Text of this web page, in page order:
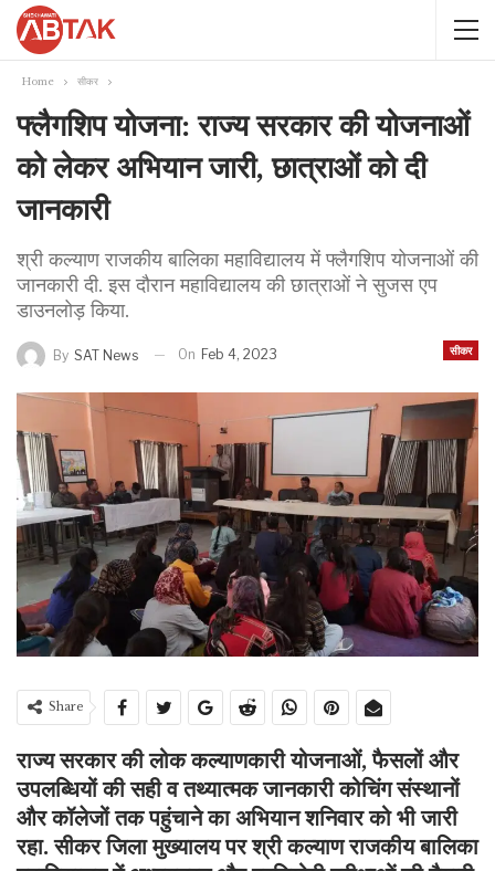
Home सीकर
फ्लैगशिप योजना: राज्य सरकार की योजनाओं
को लेकर अभियान जारी, छात्राओं को दी
जानकारी
श्री कल्याण राजकीय बालिका महाविद्यालय में फ्लैगशिप योजनाओं की
जानकारी दी. इस दौरान महाविद्यालय की छात्राओं ने सुजस एप
डाउनलोड़ किया.
सीकर
By SAT News On Feb 4, 2023
Share
राज्य सरकार की लोक कल्याणकारी योजनाओं, फैसलों और
उपलब्धियों की सही व तथ्यात्मक जानकारी कोचिंग संस्थानों
और कॉलेजों तक पहुंचाने का अभियान शनिवार को भी जारी
रहा. सीकर जिला मुख्यालय पर श्री कल्याण राजकीय बालिका